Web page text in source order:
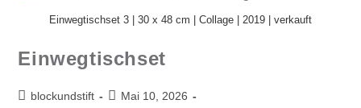
Einwegtischset 3 | 30 x 48 cm | Collage | 2019 | verkauft
Einwegtischset
blockundstift
Mai 10, 2026